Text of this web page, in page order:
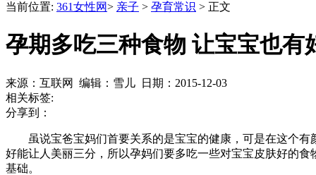
当前位置: 361女性网> 亲子 > 孕育常识 > 正文
孕期多吃三种食物 让宝宝也有
来源：互联网 编辑：雪儿 日期：2015-12-03
相关标签:
分享到：
虽说宝爸宝妈们首要关系的是宝宝的健康，可是在这个有
好能让人美丽三分，所以孕妈们要多吃一些对宝宝皮肤好的
基础。